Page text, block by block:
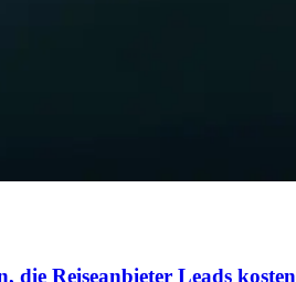
die Reiseanbieter Leads kosten